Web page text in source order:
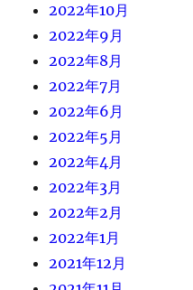
2022年10月
2022年9月
2022年8月
2022年7月
2022年6月
2022年5月
2022年4月
2022年3月
2022年2月
2022年1月
2021年12月